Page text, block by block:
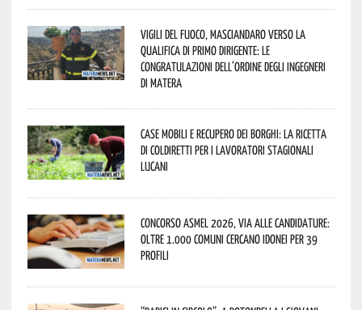
Vigili del Fuoco, Masciandaro verso la
qualifica di Primo Dirigente: le
congratulazioni dell’Ordine degli Ingegneri
di Matera
Case mobili e recupero dei borghi: la ricetta
di Coldiretti per i lavoratori stagionali
lucani
Concorso Asmel 2026, via alle candidature:
oltre 1.000 Comuni cercano idonei per 39
profili